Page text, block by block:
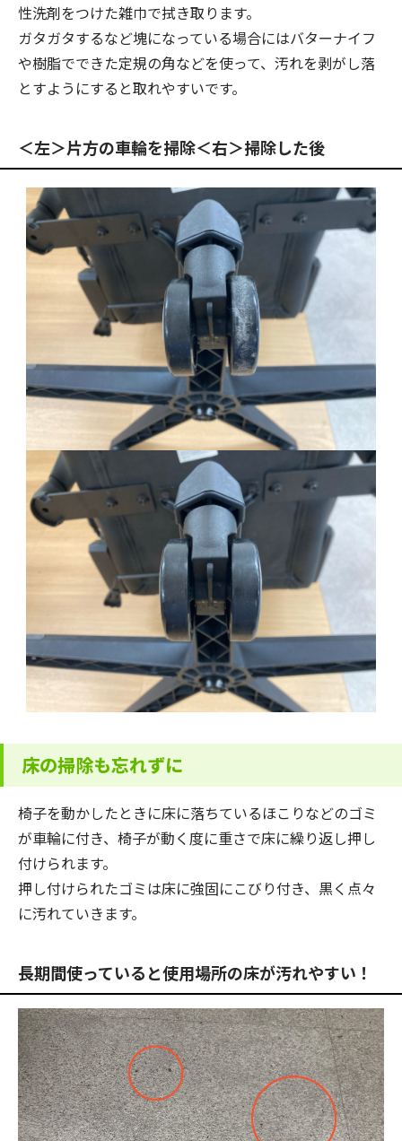
性洗剤をつけた雑巾で拭き取ります。
ガタガタするなど塊になっている場合にはバターナイフ
や樹脂でできた定規の角などを使って、汚れを剥がし落
とすようにすると取れやすいです。
＜左＞片方の車輪を掃除＜右＞掃除した後
床の掃除も忘れずに
椅子を動かしたときに床に落ちているほこりなどのゴミ
が車輪に付き、椅子が動く度に重さで床に繰り返し押し
付けられます。
押し付けられたゴミは床に強固にこびり付き、黒く点々
に汚れていきます。
長期間使っていると使用場所の床が汚れやすい！